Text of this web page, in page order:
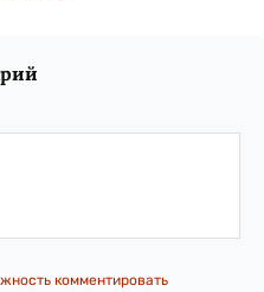
комментировать